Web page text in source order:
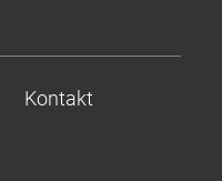
Kontakt